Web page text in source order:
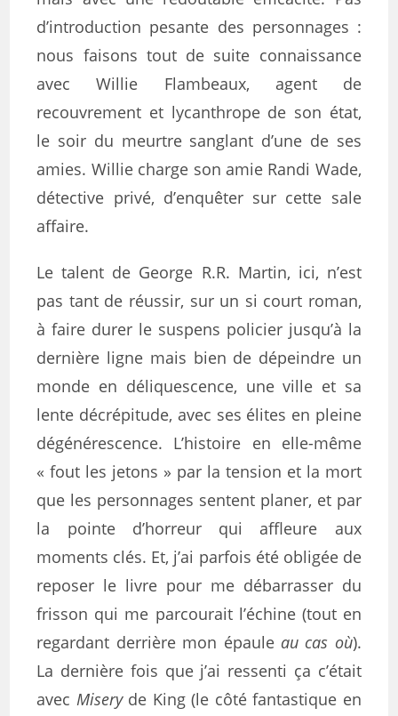
d’introduction pesante des personnages :
nous faisons tout de suite connaissance
avec Willie Flambeaux, agent de
recouvrement et lycanthrope de son état,
le soir du meurtre sanglant d’une de ses
amies. Willie charge son amie Randi Wade,
détective privé, d’enquêter sur cette sale
affaire.
Le talent de George R.R. Martin, ici, n’est
pas tant de réussir, sur un si court roman,
à faire durer le suspens policier jusqu’à la
dernière ligne mais bien de dépeindre un
monde en déliquescence, une ville et sa
lente décrépitude, avec ses élites en pleine
dégénérescence. L’histoire en elle-même
« fout les jetons » par la tension et la mort
que les personnages sentent planer, et par
la pointe d’horreur qui affleure aux
moments clés. Et, j’ai parfois été obligée de
reposer le livre pour me débarrasser du
frisson qui me parcourait l’échine (tout en
regardant derrière mon épaule au cas où).
La dernière fois que j’ai ressenti ça c’était
avec Miseryde King (le côté fantastique en